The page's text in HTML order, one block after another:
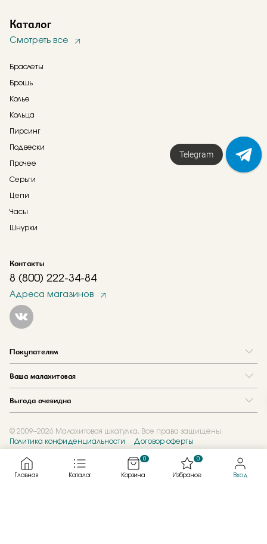
Каталог
Смотреть все
Браслеты
Брошь
Колье
Кольца
Пирсинг
Подвески
Прочее
Серьги
Цепи
Часы
Шнурки
Контакты
8 (800) 222-34-84
Адреса магазинов
Покупателям
Ваша малахитовая
Где купить
Новости
Журнал
Выгода очевидна
Акции
Обмен и скупка
Подарочные сертификаты
© 2009–2026 Малахитовая шкатулка. Все права защищены.
Политика конфиденциальности
Договор оферты
Главная Каталог Корзина
0
Избраное
0
Вход
Telegram